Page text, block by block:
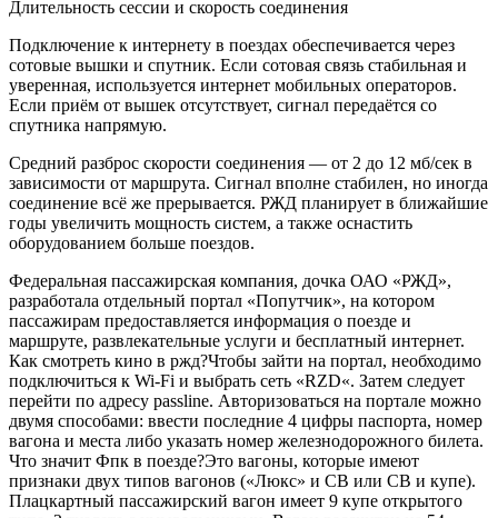
Длительность сессии и скорость соединения
Подключение к интернету в поездах обеспечивается через
сотовые вышки и спутник. Если сотовая связь стабильная и
уверенная, используется интернет мобильных операторов.
Если приём от вышек отсутствует, сигнал передаётся со
спутника напрямую.
Средний разброс скорости соединения — от 2 до 12 мб/сек в
зависимости от маршрута. Сигнал вполне стабилен, но иногда
соединение всё же прерывается. РЖД планирует в ближайшие
годы увеличить мощность систем, а также оснастить
оборудованием больше поездов.
Федеральная пассажирская компания, дочка ОАО «РЖД»,
разработала отдельный портал «Попутчик», на котором
пассажирам предоставляется информация о поезде и
маршруте, развлекательные услуги и бесплатный интернет.
Как смотреть кино в ржд?Чтобы зайти на портал, необходимо
подключиться к Wi-Fi и выбрать сеть «RZD«. Затем следует
перейти по адресу passline. Авторизоваться на портале можно
двумя способами: ввести последние 4 цифры паспорта, номер
вагона и места либо указать номер железнодорожного билета.
Что значит Фпк в поезде?Это вагоны, которые имеют
признаки двух типов вагонов («Люкс» и СВ или СВ и купе).
Плацкартный пассажирский вагон имеет 9 купе открытого